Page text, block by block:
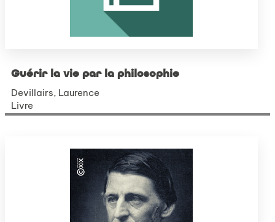
Guérir la vie par la philosophie
Devillairs, Laurence
Livre